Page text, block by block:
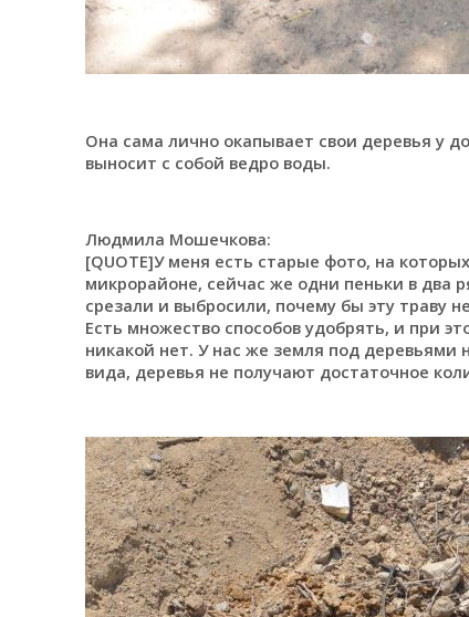
Она сама лично окапывает свои деревья у
выносит с собой ведро воды.
Людмила Мошечкова:
[QUOTE]У меня есть старые фото, на
микрорайоне, сейчас же одни пеньки в два
срезали и выбросили, почему бы эту траву
Есть множество способов удобрять, и при
никакой нет. У нас же земля под деревьями
вида, деревья не получают достаточное